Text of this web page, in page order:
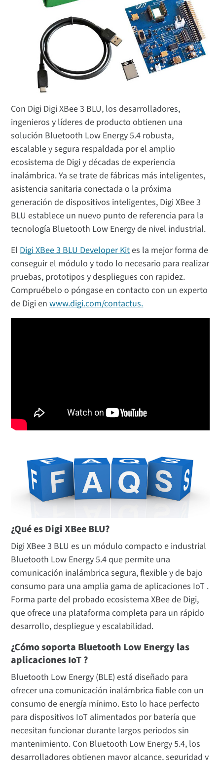
Con Digi Digi XBee 3 BLU, los desarrolladores,
ingenieros y líderes de producto obtienen una
solución Bluetooth Low Energy 5.4 robusta,
escalable y segura respaldada por el amplio
ecosistema de Digi y décadas de experiencia
inalámbrica. Ya se trate de fábricas más inteligentes,
asistencia sanitaria conectada o la próxima
generación de dispositivos inteligentes, Digi XBee 3
BLU establece un nuevo punto de referencia para la
tecnología Bluetooth Low Energy de nivel industrial.
El Digi XBee 3 BLU Developer Kites la mejor forma de
conseguir el módulo y todo lo necesario para realizar
pruebas, prototipos y despliegues con rapidez.
Compruébelo o póngase en contacto con un experto
de Digi enwww.digi.com/contactus.
¿Qué es Digi XBee BLU?
Digi XBee 3 BLU es un módulo compacto e industrial
Bluetooth Low Energy 5.4 que permite una
comunicación inalámbrica segura, flexible y de bajo
consumo para una amplia gama de aplicaciones IoT .
Forma parte del probado ecosistema XBee de Digi,
que ofrece una plataforma completa para un rápido
desarrollo, despliegue y escalabilidad.
¿Cómo soporta Bluetooth Low Energy las
aplicaciones IoT ?
Bluetooth Low Energy (BLE) está diseñado para
ofrecer una comunicación inalámbrica fiable con un
consumo de energía mínimo. Esto lo hace perfecto
para dispositivos IoT alimentados por batería que
necesitan funcionar durante largos periodos sin
mantenimiento. Con Bluetooth Low Energy 5.4, los
desarrolladores obtienen mayor alcance, seguridad y